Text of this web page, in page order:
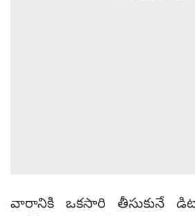
వారానికి ఒకసారి తీసుకునే